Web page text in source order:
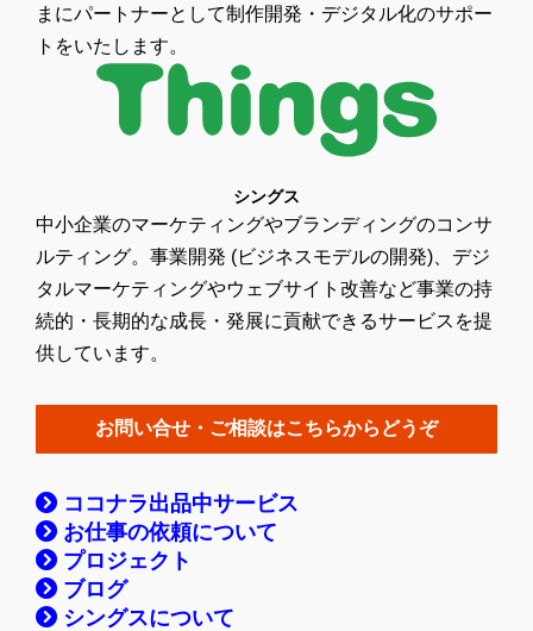
まにパートナーとして制作開発・デジタル化のサポー
トをいたします。
シングス
中小企業のマーケティングやブランディングのコンサ
ルティング。事業開発 (ビジネスモデルの開発)、デジ
タルマーケティングやウェブサイト改善など事業の持
続的・長期的な成長・発展に貢献できるサービスを提
供しています。
お問い合せ・ご相談はこちらからどうぞ
ココナラ出品中サービス
お仕事の依頼について
プロジェクト
ブログ
シングスについて